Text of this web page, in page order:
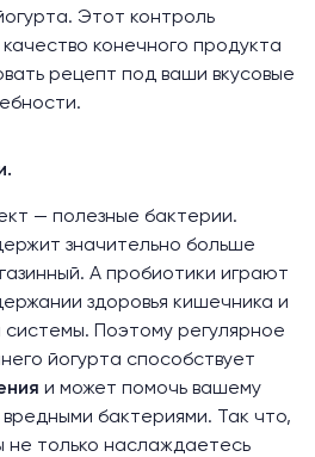
Этот контроль
конечного продукта
рецепт под ваши вкусовые
— полезные бактерии.
значительно больше
А пробиотики играют
здоровья кишечника и
Поэтому регулярное
йогурта способствует
и может помочь вашему
вредными бактериями. Так что,
не только наслаждаетесь